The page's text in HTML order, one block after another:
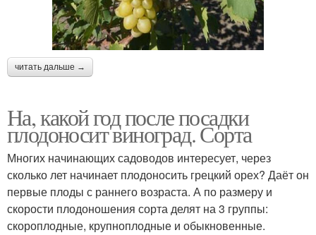
читать дальше →
На, какой год после посадки
плодоносит виноград. Сорта
Многих начинающих садоводов интересует, через
сколько лет начинает плодоносить грецкий орех? Даёт он
первые плоды с раннего возраста. А по размеру и
скорости плодоношения сорта делят на 3 группы:
скороплодные, крупноплодные и обыкновенные.